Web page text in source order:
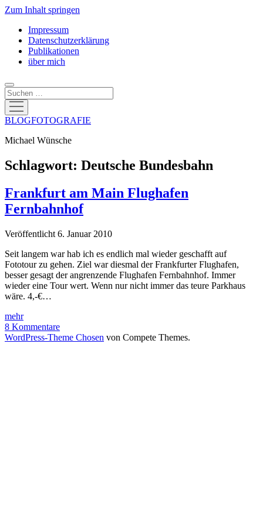
Zum Inhalt springen
Impressum
Datenschutzerklärung
Publikationen
über mich
Suchen
Menü
öffnen
BLOGFOTOGRAFIE
Michael Wünsche
Schlagwort: Deutsche Bundesbahn
Frankfurt am Main Flughafen
Fernbahnhof
Veröffentlicht 6. Januar 2010
Seit langem war hab ich es endlich mal wieder geschafft auf
Fototour zu gehen. Ziel war diesmal der Frankfurter Flughafen,
besser gesagt der angrenzende Flughafen Fernbahnhof. Immer
wieder eine Tour wert. Wenn nur nicht immer das teure Parkhaus
wäre. 4,-€…
mehrFrankfurt
am
Main
8 Kommentare
WordPress-Theme Chosen von Compete Themes.